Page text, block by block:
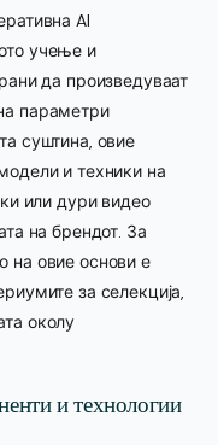
AI
учење и
да произведуваат
параметри
суштина, овие
и техники на
или дури видео
на брендот. За
на овие основи е
за селекција,
околу
и технологии